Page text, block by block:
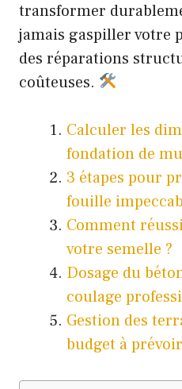
transformer
jamais gaspiller votre
des réparations
coûteuses.
Calculer les
fondation de
3 étapes pour
fouille
Comment
votre semelle ?
Dosage du
coulage
Gestion des
budget à prévoir